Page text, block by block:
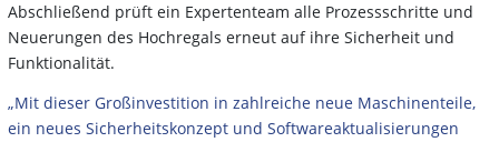
Abschließend prüft ein Expertenteam alle Prozessschritte und
Neuerungen des Hochregals erneut auf ihre Sicherheit und
Funktionalität.
„Mit dieser Großinvestition in zahlreiche neue Maschinenteile,
ein neues Sicherheitskonzept und Softwareaktualisierungen